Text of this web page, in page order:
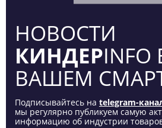
НОВОСТИ
КИНДЕРINFO
ВАШЕМ
Подписывайтесь на telegram-
мы регулярно публикуем самую
информацию об индустрии